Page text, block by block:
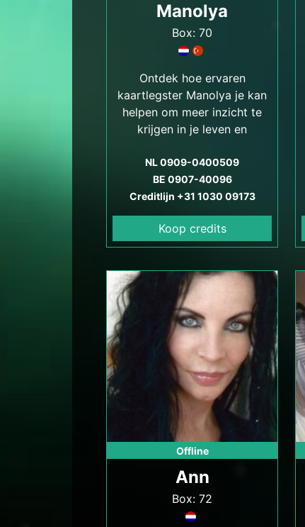
Manolya
Box: 70
Ontdek hoe ervaren
kaartlegster Manolya je kan
helpen om meer inzicht te
krijgen in je leven en
haar jarenlange ervaring in
het lezen van kaarten en het
interpreteren van hun
symboliek.
NL 0909-0400509
BE 0907-40096
Creditlijn +31 1030 09173
Koop credits
Offline
Ann
Box: 72